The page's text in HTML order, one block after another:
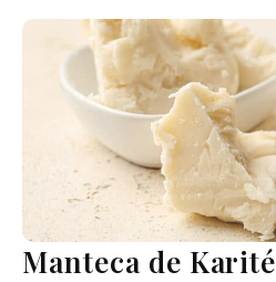
Manteca de Karité